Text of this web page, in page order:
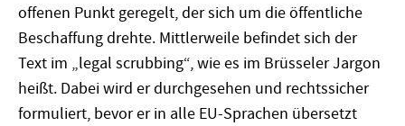
offenen Punkt geregelt, der sich um die öffentliche
Beschaffung drehte. Mittlerweile befindet sich der
Text im „legal scrubbing“, wie es im Brüsseler Jargon
heißt. Dabei wird er durchgesehen und rechtssicher
formuliert, bevor er in alle EU-Sprachen übersetzt